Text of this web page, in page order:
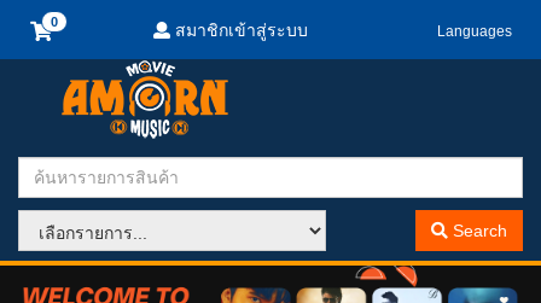
สมาชิกเข้าสู่ระบบ Languages
Search